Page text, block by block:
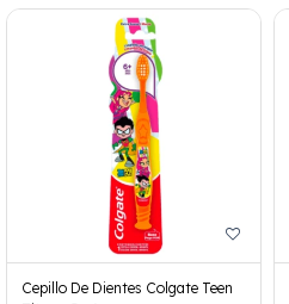
Cepillo De Dientes Colgate Teen